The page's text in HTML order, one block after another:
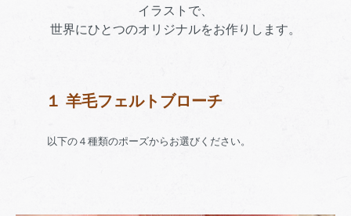
イラストで、
世界にひとつのオリジナルをお作りします。
１ 羊毛フェルトブローチ
以下の４種類のポーズからお選びください。